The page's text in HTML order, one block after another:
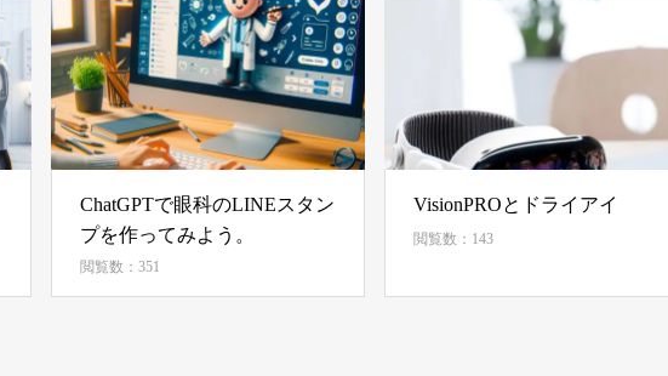
ChatGPTで眼科のLINEスタン
プを作ってみよう。
閲覧数：351
VisionPROとドライアイ
閲覧数：143